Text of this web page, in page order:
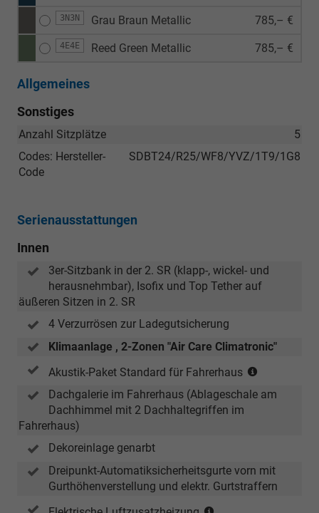
3N3N Grau Braun Metallic 785,– €
4E4E Reed Green Metallic 785,– €
Allgemeines
Sonstiges
5
Anzahl Sitzplätze
SDBT24/R25/WF8/YVZ/1T9/1G8
Codes: Hersteller-
Code
Serienausstattungen
Innen
3er-Sitzbank in der 2. SR (klapp-, wickel- und
herausnehmbar), Isofix und Top Tether auf
äußeren Sitzen in 2. SR
4 Verzurrösen zur Ladegutsicherung
Klimaanlage , 2-Zonen "Air Care Climatronic"
Akustik-Paket Standard für Fahrerhaus
Verbindung
Dachgalerie im Fahrerhaus (Ablageschale am
Dachhimmel mit 2 Dachhaltegriffen im
Fahrerhaus)
Dekoreinlage genarbt
Dreipunkt-Automatiksicherheitsgurte vorn mit
Gurthöhenverstellung und elektr. Gurtstraffern